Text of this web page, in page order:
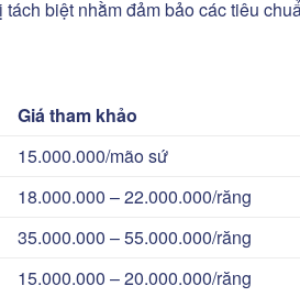
biệt nhằm đảm bảo các tiêu
Giá tham khảo
15.000.000/mão sứ
18.000.000 – 22.000.000/răng
35.000.000 – 55.000.000/răng
15.000.000 – 20.000.000/răng